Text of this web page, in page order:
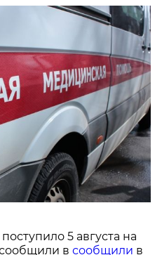
5 августа на
сообщили всообщили в